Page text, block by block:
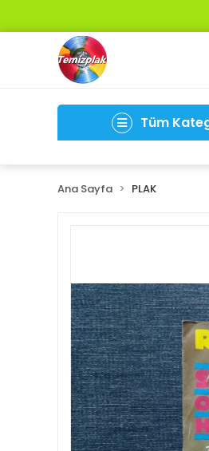
Tüm
Ana Sayfa PLAK